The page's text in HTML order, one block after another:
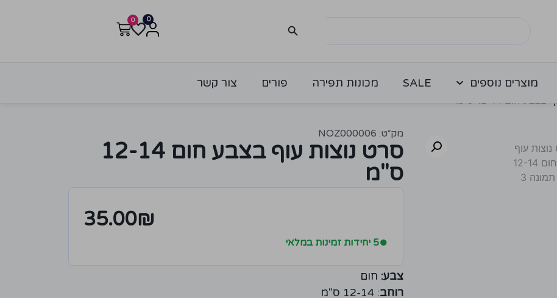
0
0
מוצרים נוספים SALE מכונות תפירה פורים צור קשר
מק״ט: NOZ000006
סרט נוצות עוף בצבע חום 12-14
ס"מ
35.00₪
●5 יחידות זמינות במלאי
צבע: חום
רוחב: 12-14 ס"מ